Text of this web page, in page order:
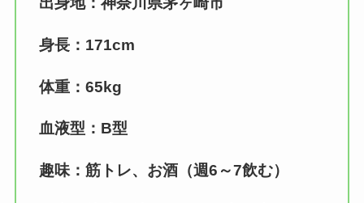
身長：171cm
体重：65kg
血液型：B型
趣味：筋トレ、お酒（週6～7飲む）